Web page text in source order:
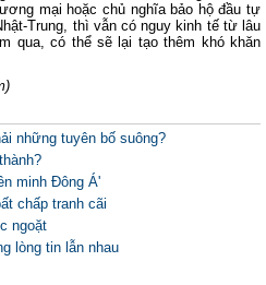
mại hoặc chủ nghĩa bảo hộ đầu tự
Trung, thì vẫn có nguy kinh tế từ lâu
qua, có thể sẽ lại tạo thêm khó khăn
những tuyên bố suông?
minh Đông Á'
chấp tranh cãi
ngoặt
lòng tin lẫn nhau